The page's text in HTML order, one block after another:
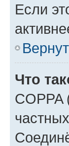
Если
Что
COPPA